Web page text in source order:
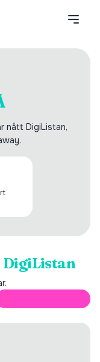
nått DigiListan,